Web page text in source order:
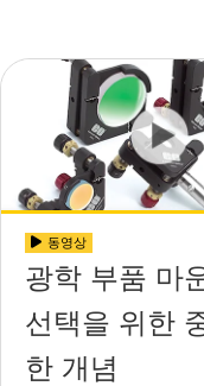
동영상
광학 부품 마
선택을 위한
한 개념